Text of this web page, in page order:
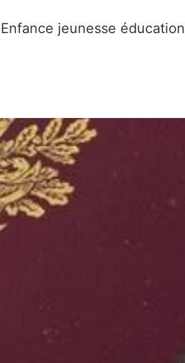
Enfance jeunesse éducation